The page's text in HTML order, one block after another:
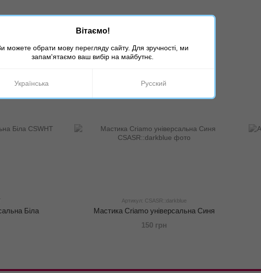
біла
135 грн
Біла
Артикул: CSASR::darkblue
Мастика Criamo універсальна Синя
150 грн
Вітаємо!
можете обрати мову перегляду сайту. Для зручності, ми
запам'ятаємо ваш вибір на майбутнє.
Українська Русский